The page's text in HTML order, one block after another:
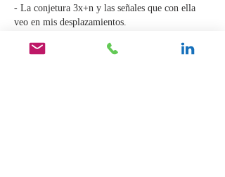
- La conjetura 3x+n y las señales que con ella
veo en mis desplazamientos.
para saber, siempre y dentro de mi presente, en